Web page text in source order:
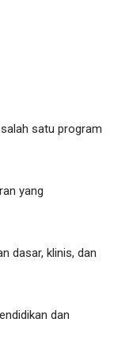
satu program
yang
dasar, klinis, dan
dan